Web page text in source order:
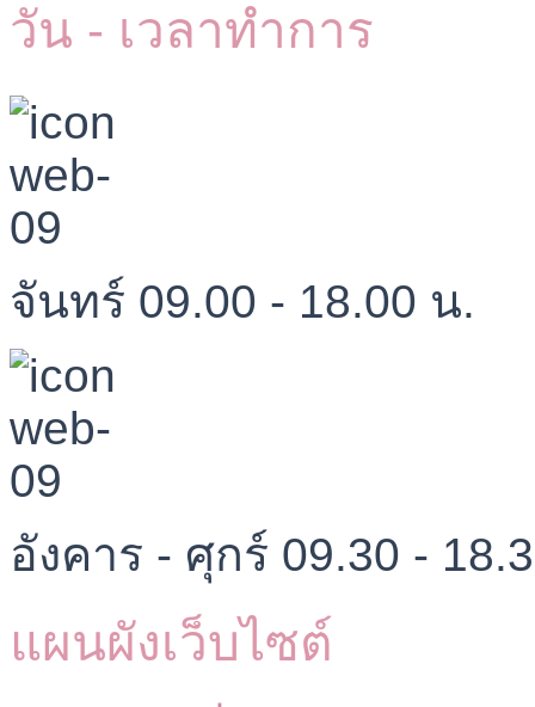
วัน - เวลาทำการ
จันทร์ 09.00 - 18.00 น.
อังคาร - ศุกร์ 09.30 -
แผนผังเว็บไซต์